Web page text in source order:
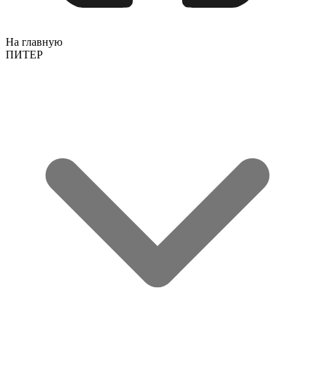
На главную
ПИТЕР